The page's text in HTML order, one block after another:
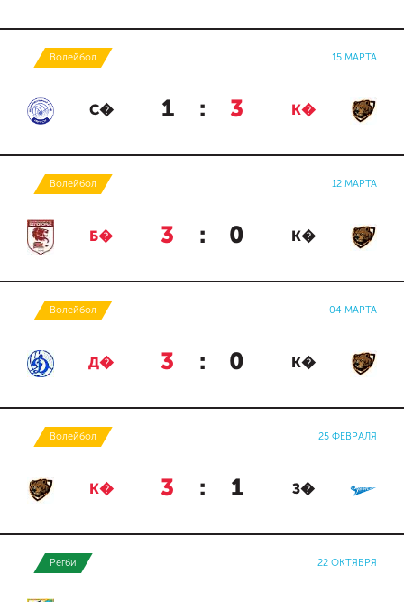
Волейбол 15 МАРТА
С� 1 : 3 К�
Волейбол 12 МАРТА
Б� 3 : 0 К�
Волейбол 04 МАРТА
Д� 3 : 0 К�
Волейбол 25 ФЕВРАЛЯ
К� 3 : 1 З�
Регби 22 ОКТЯБРЯ